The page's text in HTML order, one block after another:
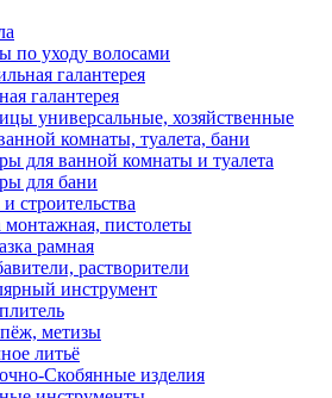
по уходу волосами
галантерея
галантерея
универсальные, хозяйственные
комнаты, туалета, бани
для ванной комнаты и туалета
для бани
строительства
монтажная, пистолеты
рамная
растворители
инструмент
метизы
литьё
Скобянные изделия